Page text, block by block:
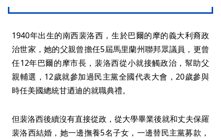
1940年出生的南西裴洛西，生於巴爾的摩的義大利裔政
治世家，她的父親曾擔任5屆馬里蘭州聯邦眾議員，更曾
任12年巴爾的摩市長，裴洛西從小就接觸政治，幫助父
親輔選，12歲就參加過民主黨全國代表大會，20歲參與
時任美國總統甘迺迪的就職典禮。
但裴洛西後續沒有直接從政，從大學畢業後就和丈夫保羅
裴洛西結婚，她一邊撫養5名子女，一邊替民主黨募款，